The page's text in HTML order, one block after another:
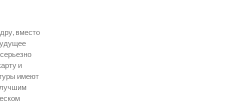
вместо
и
имеют
лучшим